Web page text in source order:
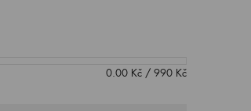
0.00Kč/ 990Kč